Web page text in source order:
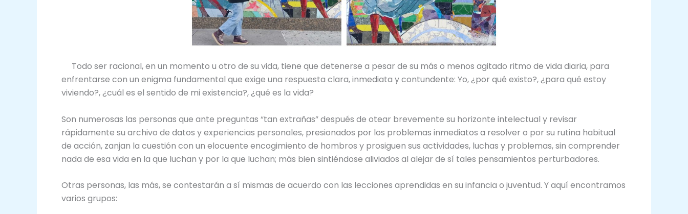
Todo ser racional, en un momento u otro de su vida, tiene que detenerse a pesar de su más o menos agitado ritmo de vida diaria, para
enfrentarse con un enigma fundamental que exige una respuesta clara, inmediata y contundente: Yo, ¿por qué existo?, ¿para qué estoy
viviendo?, ¿cuál es el sentido de mi existencia?, ¿qué es la vida?
Son numerosas las personas que ante preguntas “tan extrañas” después de otear brevemente su horizonte intelectual y revisar
rápidamente su archivo de datos y experiencias personales, presionados por los problemas inmediatos a resolver o por su rutina habitual
de acción, zanjan la cuestión con un elocuente encogimiento de hombros y prosiguen sus actividades, luchas y problemas, sin comprender
nada de esa vida en la que luchan y por la que luchan; más bien sintiéndose aliviados al alejar de sí tales pensamientos perturbadores.
Otras personas, las más, se contestarán a sí mismas de acuerdo con las lecciones aprendidas en su infancia o juventud. Y aquí encontramos
varios grupos: